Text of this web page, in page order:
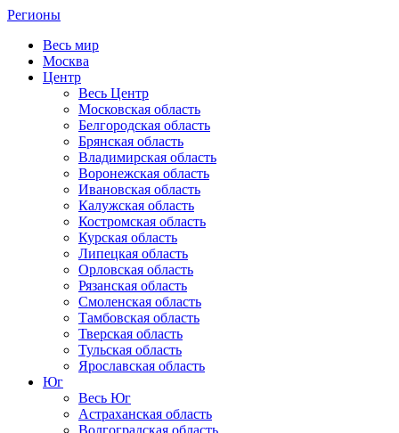
Регионы
Весь мир
Москва
Центр
Весь Центр
Московская область
Белгородская область
Брянская область
Владимирская область
Воронежская область
Ивановская область
Калужская область
Костромская область
Курская область
Липецкая область
Орловская область
Рязанская область
Смоленская область
Тамбовская область
Тверская область
Тульская область
Ярославская область
Юг
Весь Юг
Астраханская область
Волгоградская область